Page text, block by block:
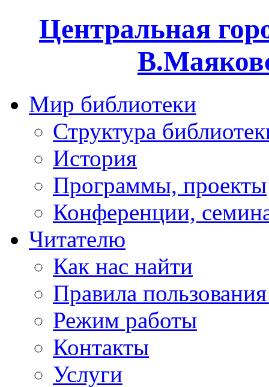
Центральная
Мир библиотеки
Структура
История
Программы, проекты
Конференции,
Читателю
Как нас найти
Правила
Режим работы
Контакты
Услуги